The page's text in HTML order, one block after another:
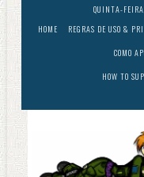
Skip
to
content
QUINTA-
HOME
REGRAS DE USO &
COMO
HOW TO